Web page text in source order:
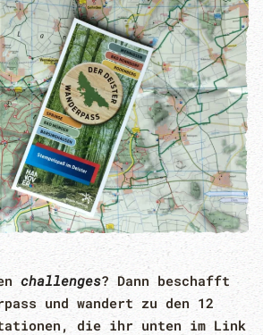
challenges? Dann beschafft
und wandert zu den 12
die ihr unten im Link